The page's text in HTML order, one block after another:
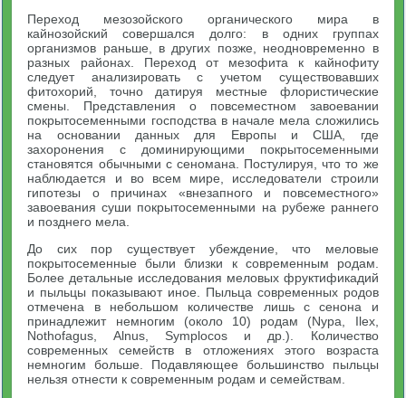
Переход мезозойского органического мира в
кайнозойский совершался долго: в одних группах
организмов раньше, в других позже, неодновременно в
разных районах. Переход от мезофита к кайнофиту
следует анализировать с учетом существовавших
фитохорий, точно датируя местные флористические
смены. Представления о повсеместном завоевании
покрытосеменными господства в начале мела сложились
на основании данных для Европы и США, где
захоронения с доминирующими покрытосеменными
становятся обычными с сеномана. Постулируя, что то же
наблюдается и во всем мире, исследователи строили
гипотезы о причинах «внезапного и повсеместного»
завоевания суши покрытосеменными на рубеже раннего
и позднего мела.
До сих пор существует убеждение, что меловые
покрытосеменные были близки к современным родам.
Более детальные исследования меловых фруктификадий
и пыльцы показывают иное. Пыльца современных родов
отмечена в небольшом количестве лишь с сенона и
принадлежит немногим (около 10) родам (Nypa, Ilex,
Nothofagus, Alnus, Symplocos и др.). Количество
современных семейств в отложениях этого возраста
немногим больше. Подавляющее большинство пыльцы
нельзя отнести к современным родам и семействам.